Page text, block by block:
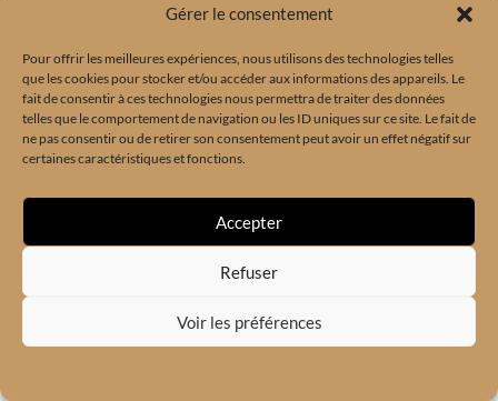
Gérer le consentement
Pour offrir les meilleures expériences, nous utilisons des technologies telles
que les cookies pour stocker et/ou accéder aux informations des appareils. Le
fait de consentir à ces technologies nous permettra de traiter des données
telles que le comportement de navigation ou les ID uniques sur ce site. Le fait de
ne pas consentir ou de retirer son consentement peut avoir un effet négatif sur
certaines caractéristiques et fonctions.
Accepter
Refuser
Voir les préférences